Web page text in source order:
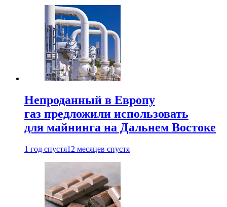
Непроданный в Европу
газ предложили использовать
для майнинга на Дальнем Востоке
1 год спустя12 месяцев спустя